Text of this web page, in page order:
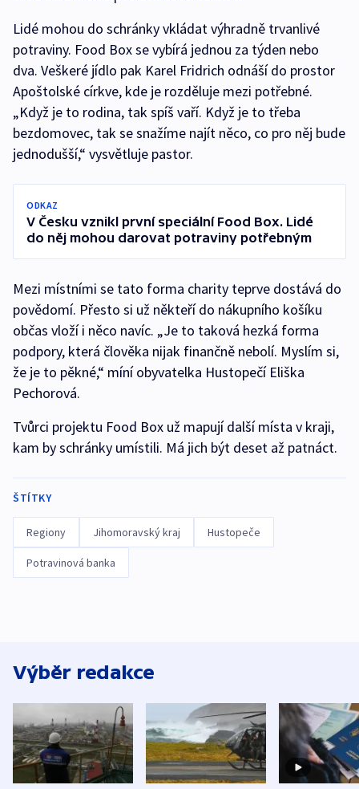
Lidé mohou do schránky vkládat výhradně trvanlivé
potraviny. Food Box se vybírá jednou za týden nebo
dva. Veškeré jídlo pak Karel Fridrich odnáší do prostor
Apoštolské církve, kde je rozděluje mezi potřebné.
„Když je to rodina, tak spíš vaří. Když je to třeba
bezdomovec, tak se snažíme najít něco, co pro něj bude
jednodušší,“ vysvětluje pastor.
ODKAZ
V Česku vznikl první speciální Food Box. Lidé
do něj mohou darovat potraviny potřebným
Mezi místními se tato forma charity teprve dostává do
povědomí. Přesto si už někteří do nákupního košíku
občas vloží i něco navíc. „Je to taková hezká forma
podpory, která člověka nijak finančně nebolí. Myslím si,
že je to pěkné,“ míní obyvatelka Hustopečí Eliška
Pechorová.
Tvůrci projektu Food Box už mapují další místa v kraji,
kam by schránky umístili. Má jich být deset až patnáct.
ŠTÍTKY
Regiony Jihomoravský kraj Hustopeče
Potravinová banka
Výběr redakce